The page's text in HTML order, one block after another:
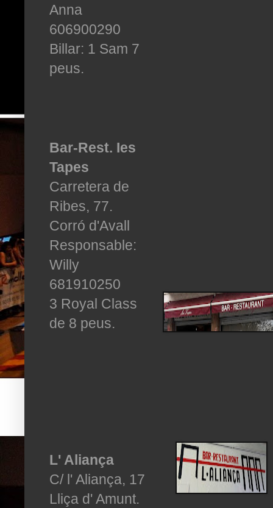
Anna
606900290
Billar: 1 Sam 7
peus.
Bar-Rest. Ies
Tapes
Carretera de
Ribes, 77.
Corró d'Avall
Responsable:
Willy
681910250
3 Royal Class
de 8 peus.
L' Aliança
C/ l' Aliança, 17
Lliça d' Amunt.